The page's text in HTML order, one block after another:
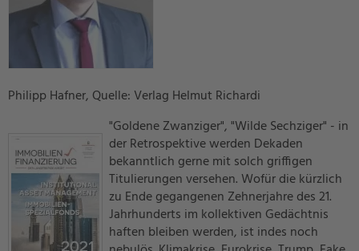
Philipp Hafner, Quelle: Verlag Helmut Richardi
"Goldene Zwanziger", "Wilde Sechziger" - in
der Retrospektive werden Dekaden
bekanntlich gerne mit solch griffigen
Titulierungen versehen. Wofür die kürzlich
zu Ende gegangenen Zehnerjahre des 21.
Jahrhunderts im kollektiven Gedächtnis
haften bleiben werden, ist indes noch